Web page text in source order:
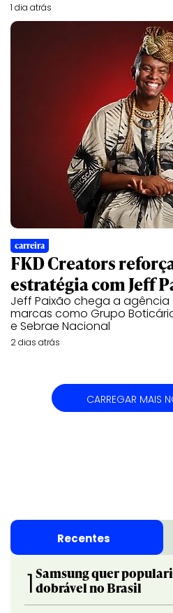
1 dia atrás
carreira
FKD Creators
estratégia com Jeff
Jeff Paixão chega a
marcas como Grupo
e Sebrae Nacional
2 dias atrás
CARREGAR MAIS
Recentes
1 Samsung quer
dobrável no Brasil